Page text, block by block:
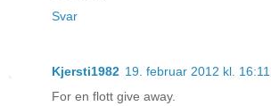
Svar
Kjersti1982 19. februar 2012 kl. 16:11
For en flott give away.